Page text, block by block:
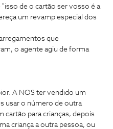
de o cartão ser vosso é a
um revamp especial dos
que
o agente agiu de forma
A NOS ter vendido um
usar o número de outra
cartão para crianças, depois
criança a outra pessoa, ou